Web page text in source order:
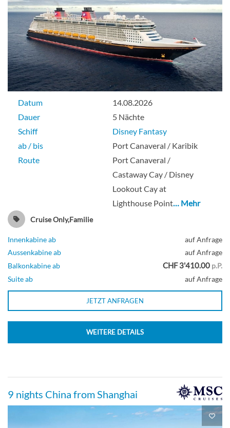
Datum
14.08.2026
Dauer
5 Nächte
Schiff
Disney Fantasy
ab / bis
Port Canaveral / Karibik
Route
Port Canaveral /
Castaway Cay / Disney
Lookout Cay at
Lighthouse Point… Mehr
Cruise Only,Familie
Innenkabine ab
auf Anfrage
Aussenkabine ab
auf Anfrage
Balkonkabine ab
CHF 3'410.00 p.P.
Suite ab
auf Anfrage
JETZT ANFRAGEN
WEITERE DETAILS
9 nights China from Shanghai